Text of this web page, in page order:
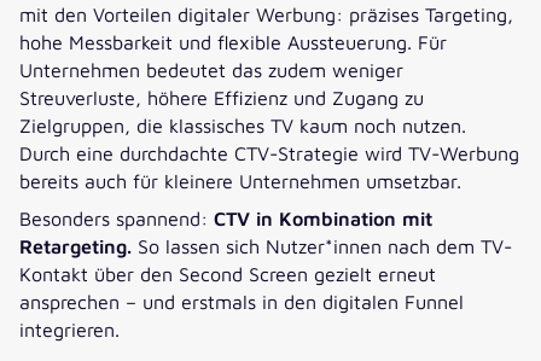
mit den Vorteilen digitaler Werbung: präzises Targeting,
hohe Messbarkeit und flexible Aussteuerung. Für
Unternehmen bedeutet das zudem weniger
Streuverluste, höhere Effizienz und Zugang zu
Zielgruppen, die klassisches TV kaum noch nutzen.
Durch eine durchdachte CTV-Strategie wird TV-Werbung
bereits auch für kleinere Unternehmen umsetzbar.
Besonders spannend: CTV in Kombination mit
Retargeting. So lassen sich Nutzer*innen nach dem TV-
Kontakt über den Second Screen gezielt erneut
ansprechen – und erstmals in den digitalen Funnel
integrieren.